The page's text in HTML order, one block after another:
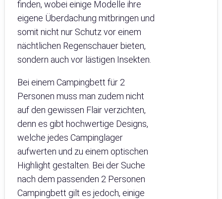
finden, wobei einige Modelle ihre
eigene Überdachung mitbringen und
somit nicht nur Schutz vor einem
nächtlichen Regenschauer bieten,
sondern auch vor lästigen Insekten.
Bei einem Campingbett für 2
Personen muss man zudem nicht
auf den gewissen Flair verzichten,
denn es gibt hochwertige Designs,
welche jedes Campinglager
aufwerten und zu einem optischen
Highlight gestalten. Bei der Suche
nach dem passenden 2 Personen
Campingbett gilt es jedoch, einige